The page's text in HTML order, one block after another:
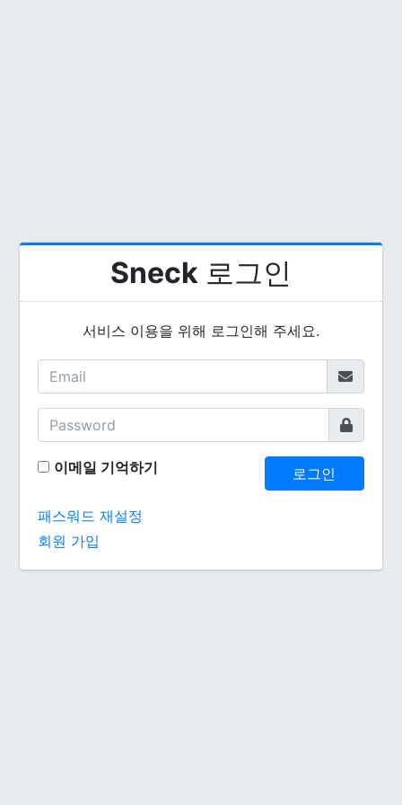
Sneck 로그인
서비스 이용을 위해 로그인해 주세요.
이메일 기억하기 로그인
패스워드 재설정
회원 가입